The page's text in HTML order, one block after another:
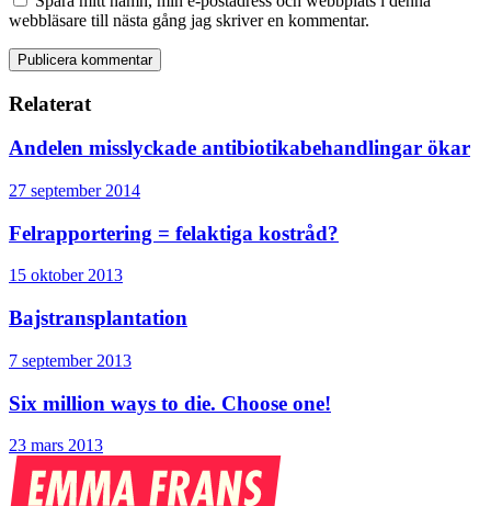
webbläsare till nästa gång jag skriver en kommentar.
Relaterat
Andelen misslyckade antibiotikabehandlingar ökar
27 september 2014
Felrapportering = felaktiga kostråd?
15 oktober 2013
Bajstransplantation
7 september 2013
Six million ways to die. Choose one!
23 mars 2013
Emma
Frans